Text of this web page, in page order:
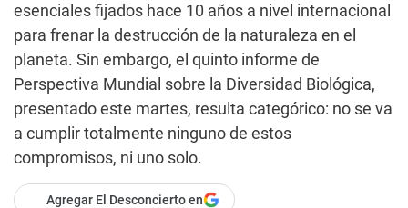
esenciales fijados hace 10 años a nivel internacional
para frenar la destrucción de la naturaleza en el
planeta. Sin embargo, el quinto informe de
Perspectiva Mundial sobre la Diversidad Biológica,
presentado este martes, resulta categórico: no se va
a cumplir totalmente ninguno de estos
compromisos, ni uno solo.
Agregar El Desconcierto en